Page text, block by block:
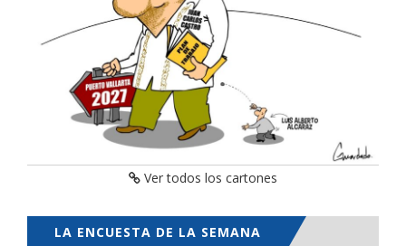
Ver todos los cartones
LA ENCUESTA DE LA SEMANA